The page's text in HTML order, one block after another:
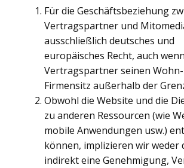
Für die Geschäftsbeziehung
Vertragspartner und
ausschließlich deutsches und
europäisches Recht, auch
Vertragspartner seinen
Firmensitz außerhalb der
Obwohl die Website und die
zu anderen Ressourcen (wie
mobile Anwendungen usw.)
können, implizieren wir weder
indirekt eine Genehmigung,